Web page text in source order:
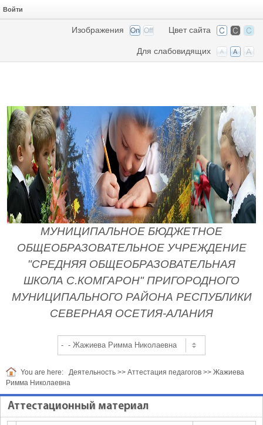
Войти
Цвет сайта
Изображения
Для слабовидящих
МУНИЦИПАЛЬНОЕ БЮДЖЕТНОЕ
ОБЩЕОБРАЗОВАТЕЛЬНОЕ УЧРЕЖДЕНИЕ
"СРЕДНЯЯ ОБЩЕОБРАЗОВАТЕЛЬНАЯ
ШКОЛА С.КОМГАРОН" ПРИГОРОДНОГО
МУНИЦИПАЛЬНОГО РАЙОНА РЕСПУБЛИКИ
СЕВЕРНАЯ ОСЕТИЯ-АЛАНИЯ
You are here: Деятельность >> Аттестация педагогов >> Жажиева
Римма Николаевна
Аттестационный материал